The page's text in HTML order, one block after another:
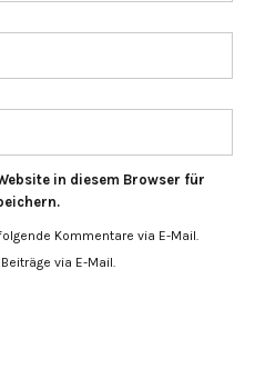
in diesem Browser für
Kommentare via E-Mail.
via E-Mail.